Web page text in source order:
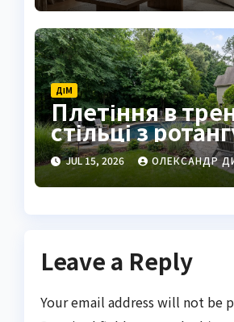
ДІМ
Плетіння в
стільці з
створюють
атмосферу
європейського
JUL 15, 2026 ОЛЕКСАНДР
Leave a Reply
Your email address will not be